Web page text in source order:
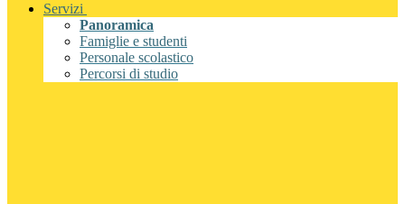
Servizi
Panoramica
Famiglie e studenti
Personale scolastico
Percorsi di studio